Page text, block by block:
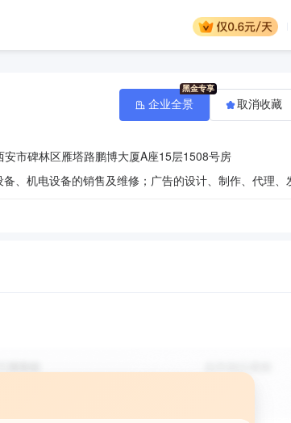
安市碑林区雁塔路鹏博大厦A座15层1508号房
企业全景 取消收藏